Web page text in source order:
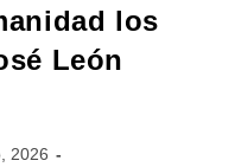
los
León
2026